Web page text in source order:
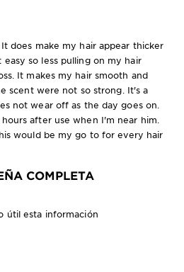
does make my hair appear thicker
so less pulling on my hair
It makes my hair smooth and
scent were not so strong. It's a
not wear off as the day goes on.
after use when I'm near him.
would be my go to for every hair
COMPLETA
útil esta información